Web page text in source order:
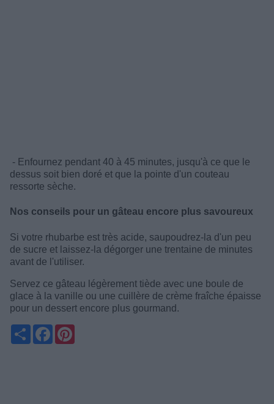
- Enfournez pendant 40 à 45 minutes, jusqu'à ce que le
dessus soit bien doré et que la pointe d'un couteau
ressorte sèche.
Nos conseils pour un gâteau encore plus savoureux
Si votre rhubarbe est très acide, saupoudrez-la d'un peu
de sucre et laissez-la dégorger une trentaine de minutes
avant de l'utiliser.
Servez ce gâteau légèrement tiède avec une boule de
glace à la vanille ou une cuillère de crème fraîche épaisse
pour un dessert encore plus gourmand.
PartagerFacebook